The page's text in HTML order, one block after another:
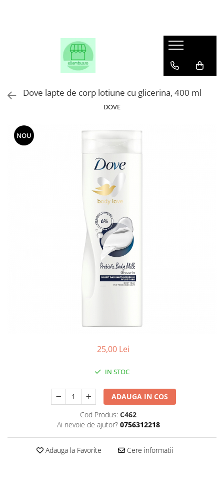
Dove lapte de corp lotiune cu glicerina, 400 ml
DOVE
NOU
25,00 Lei
IN STOC
ADAUGA IN COS
Cod Produs: C462
Ai nevoie de ajutor? 0756312218
Adauga la Favorite Cere informatii